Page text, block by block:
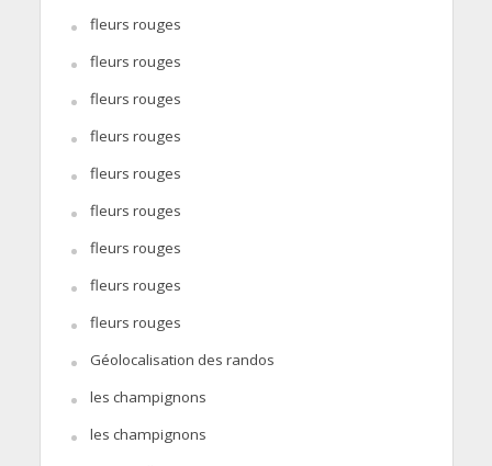
fleurs rouges
fleurs rouges
fleurs rouges
fleurs rouges
fleurs rouges
fleurs rouges
fleurs rouges
fleurs rouges
fleurs rouges
Géolocalisation des randos
les champignons
les champignons